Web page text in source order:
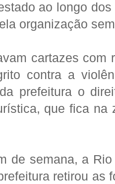
ao longo
organização
cartazes com
contra a
prefeitura o
que fica na
de semana, a
retirou as